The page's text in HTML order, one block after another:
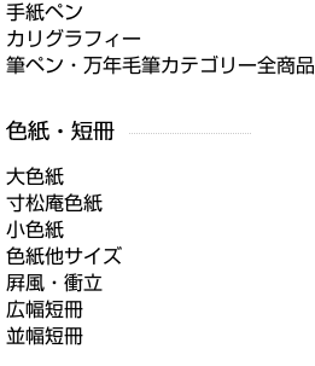
手紙ペン
カリグラフィー
筆ペン・万年毛筆カテゴリー全商品
大色紙
寸松庵色紙
小色紙
色紙他サイズ
屛風・衝立
広幅短冊
並幅短冊